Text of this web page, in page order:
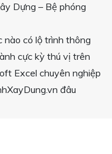
Dựng – Bệ phóng
nào có lộ trình thông
cực kỳ thú vị trên
Excel chuyên nghiệp
đâu